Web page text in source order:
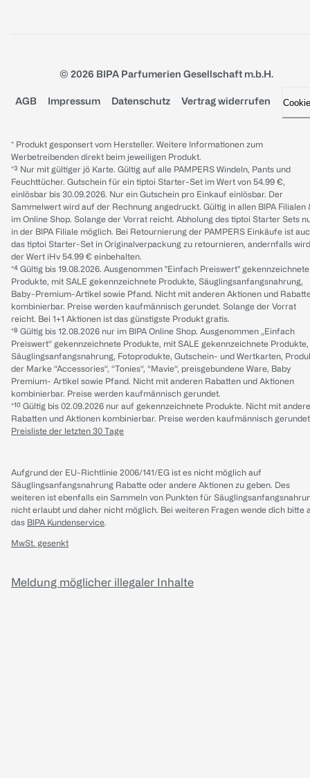
© 2026 BIPA Parfumerien Gesellschaft m.b.H.
AGB Impressum Datenschutz Vertrag widerrufen
* Produkt gesponsert vom Hersteller. Weitere Informationen zum
Werbetreibenden direkt beim jeweiligen Produkt.
*³ Nur mit gültiger jö Karte. Gültig auf alle PAMPERS Windeln, Pants und
Feuchttücher. Gutschein für ein tiptoi Starter-Set im Wert von 54.99 €,
einlösbar bis 30.09.2026. Nur ein Gutschein pro Einkauf einlösbar. Der
Sammelwert wird auf der Rechnung angedruckt. Gültig in allen BIPA Filialen
im Online Shop. Solange der Vorrat reicht. Abholung des tiptoi Starter Sets
in der BIPA Filiale möglich. Bei Retournierung der PAMPERS Einkäufe ist
das tiptoi Starter-Set in Originalverpackung zu retournieren, andernfalls wird
der Wert iHv 54.99 € einbehalten.
*⁴ Gültig bis 19.08.2026. Ausgenommen "Einfach Preiswert" gekennzeichnete
Produkte, mit SALE gekennzeichnete Produkte, Säuglingsanfangsnahrung,
Baby-Premium-Artikel sowie Pfand. Nicht mit anderen Aktionen und
kombinierbar. Preise werden kaufmännisch gerundet. Solange der Vorrat
reicht. Bei 1+1 Aktionen ist das günstigste Produkt gratis.
*⁸ Gültig bis 12.08.2026 nur im BIPA Online Shop. Ausgenommen „Einfach
Preiswert“ gekennzeichnete Produkte, mit SALE gekennzeichnete Produkte,
Säuglingsanfangsnahrung, Fotoprodukte, Gutschein- und Wertkarten,
der Marke “Accessories“, “Tonies“, “Mavie“, preisgebundene Ware, Baby
Premium- Artikel sowie Pfand. Nicht mit anderen Rabatten und Aktionen
kombinierbar. Preise werden kaufmännisch gerundet.
*¹⁰ Gültig bis 02.09.2026 nur auf gekennzeichnete Produkte. Nicht mit
Rabatten und Aktionen kombinierbar. Preise werden kaufmännisch
Preisliste der letzten 30 Tage
Aufgrund der EU-Richtlinie 2006/141/EG ist es nicht möglich auf
Säuglingsanfangsnahrung Rabatte oder andere Aktionen zu geben. Des
weiteren ist ebenfalls ein Sammeln von Punkten für
nicht erlaubt und daher nicht möglich. Bei weiteren Fragen wende dich bitte
das BIPA Kundenservice.
MwSt. gesenkt
Meldung möglicher illegaler Inhalte